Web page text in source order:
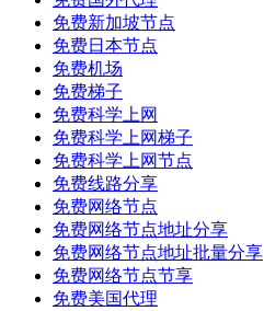
免费新加坡节点
免费日本节点
免费机场
免费梯子
免费科学上网
免费科学上网梯子
免费科学上网节点
免费线路分享
免费网络节点
免费网络节点地址分享
免费网络节点地址批量分享
免费网络节点节享
免费美国代理